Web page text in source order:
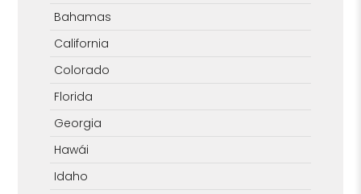
Bahamas
California
Colorado
Florida
Georgia
Hawái
Idaho